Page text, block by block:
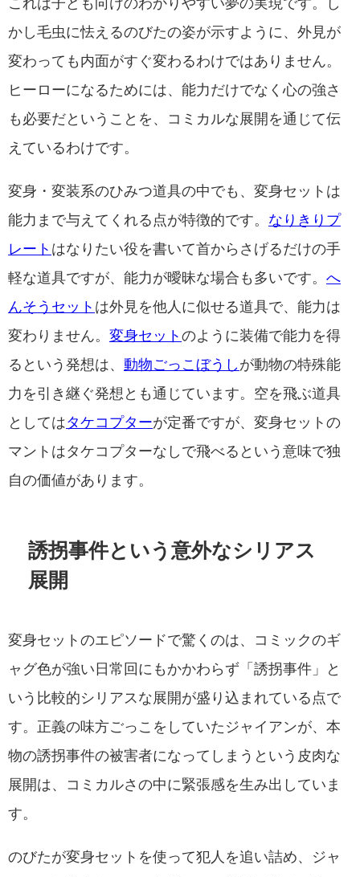
これは子ども向けのわかりやすい夢の実現です。し
かし毛虫に怯えるのびたの姿が示すように、外見が
変わっても内面がすぐ変わるわけではありません。
ヒーローになるためには、能力だけでなく心の強さ
も必要だということを、コミカルな展開を通じて伝
えているわけです。
変身・変装系のひみつ道具の中でも、変身セットは
能力まで与えてくれる点が特徴的です。 なりきりプ
レート はなりたい役を書いて首からさげるだけの手
軽な道具ですが、能力が曖昧な場合も多いです。 へ
んそうセット は外見を他人に似せる道具で、能力は
変わりません。 変身セット のように装備で能力を得
るという発想は、 動物ごっこぼうし が動物の特殊能
力を引き継ぐ発想とも通じています。空を飛ぶ道具
としてはタケコプターが定番ですが、変身セットの
マントはタケコプターなしで飛べるという意味で独
自の価値があります。
誘拐事件という意外なシリアス
展開
変身セットのエピソードで驚くのは、コミックのギ
ャグ色が強い日常回にもかかわらず「誘拐事件」と
いう比較的シリアスな展開が盛り込まれている点で
す。正義の味方ごっこをしていたジャイアンが、本
物の誘拐事件の被害者になってしまうという皮肉な
展開は、コミカルさの中に緊張感を生み出していま
す。
のびたが変身セットを使って犯人を追い詰め、ジャ